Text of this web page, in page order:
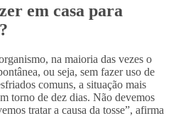
em casa para
na maioria das vezes o
ou seja, sem fazer uso de
comuns, a situação mais
torno de dez dias. Não devemos
tratar a causa da tosse”, afirma